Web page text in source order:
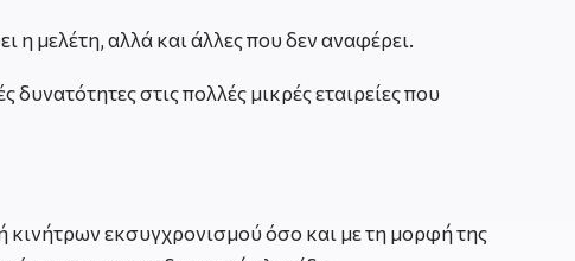
η μελέτη, αλλά και άλλες που δεν αναφέρει.
στις πολλές μικρές εταιρείες που
κινήτρων εκσυγχρονισμού όσο και με τη μορφή της